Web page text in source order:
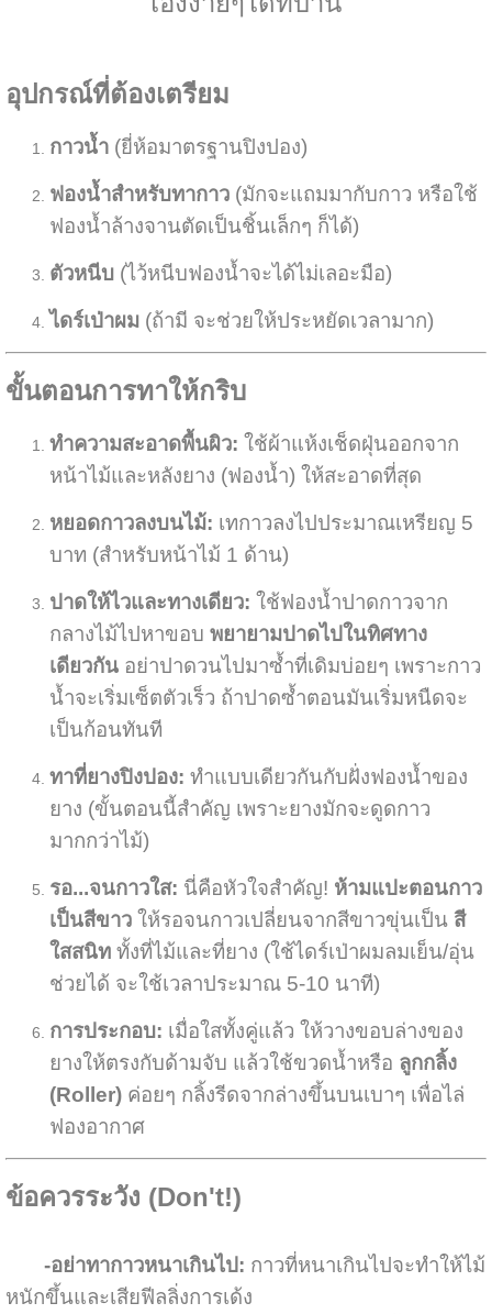
อุปกรณ์ที่ต้องเตรียม
กาวน้ำ (ยี่ห้อมาตรฐานปิงปอง)
ฟองน้ำสำหรับทากาว(มักจะแถมมากับกาว หรือใช้
ฟองน้ำล้างจานตัดเป็นชิ้นเล็กๆ ก็ได้)
ตัวหนีบ(ไว้หนีบฟองน้ำจะได้ไม่เลอะมือ)
ไดร์เป่าผม(ถ้ามี จะช่วยให้ประหยัดเวลามาก)
ขั้นตอนการทาให้กริบ
ทำความสะอาดพื้นผิว: ใช้ผ้าแห้งเช็ดฝุ่นออกจาก
หน้าไม้และหลังยาง (ฟองน้ำ) ให้สะอาดที่สุด
หยอดกาวลงบนไม้: เทกาวลงไปประมาณเหรียญ 5
บาท (สำหรับหน้าไม้ 1 ด้าน)
ปาดให้ไวและทางเดียว: ใช้ฟองน้ำปาดกาวจาก
กลางไม้ไปหาขอบ พยายามปาดไปในทิศทาง
เดียวกันอย่าปาดวนไปมาซ้ำที่เดิมบ่อยๆ เพราะกาว
น้ำจะเริ่มเซ็ตตัวเร็ว ถ้าปาดซ้ำตอนมันเริ่มหนืดจะ
เป็นก้อนทันที
ทาที่ยางปิงปอง: ทำแบบเดียวกันกับฝั่งฟองน้ำของ
ยาง (ขั้นตอนนี้สำคัญ เพราะยางมักจะดูดกาว
มากกว่าไม้)
รอ...จนกาวใส: นี่คือหัวใจสำคัญ! ห้ามแปะตอนกาว
เป็นสีขาวให้รอจนกาวเปลี่ยนจากสีขาวขุ่นเป็น สี
ใสสนิททั้งที่ไม้และที่ยาง (ใช้ไดร์เป่าผมลมเย็น/อุ่น
ช่วยได้ จะใช้เวลาประมาณ 5-10 นาที)
การประกอบ: เมื่อใสทั้งคู่แล้ว ให้วางขอบล่างของ
ยางให้ตรงกับด้ามจับ แล้วใช้ขวดน้ำหรือ ลูกกลิ้ง
(Roller)ค่อยๆ กลิ้งรีดจากล่างขึ้นบนเบาๆ เพื่อไล่
ฟองอากาศ
ข้อควรระวัง (Don't!)
-อย่าทากาวหนาเกินไป: กาวที่หนาเกินไปจะทำให้ไม้
หนักขึ้นและเสียฟีลลิ่งการเด้ง